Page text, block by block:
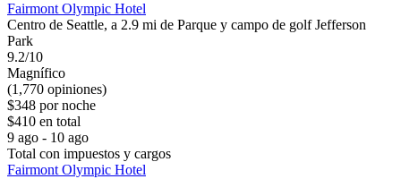
Fairmont Olympic Hotel
Centro de Seattle, a 2.9 mi de Parque y campo de golf Jefferson
Park
9.2/10
Magnífico
(1,770 opiniones)
$348 por noche
$410 en total
9 ago - 10 ago
Total con impuestos y cargos
Fairmont Olympic Hotel